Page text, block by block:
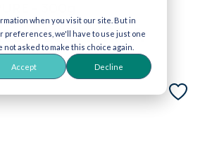
when you visit our site. But in
preferences, we'll have to use just one
asked to make this choice again.
Accept Decline
- 300g
GLUTAMINA